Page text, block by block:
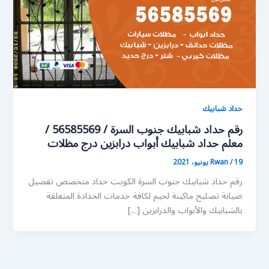
حداد شبابيك
رقم حداد شبابيك جنوب السرة / 56585569 /
معلم حداد شبابيك أبواب درابزين درج مظلات
Rwan/19 يونيو، 2021
رقم حداد شبابيك جنوب السرة الكويت حداد متخصص تفصيل
صيانة تصليح ماكينة لحيم لكافة خدمات الحدادة المتعلقة
بالشبابيك والأبواب والدرابزين […]